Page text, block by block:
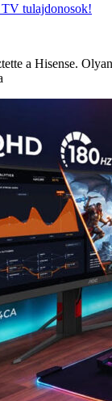
TV tulajdonosok!
a Hisense.